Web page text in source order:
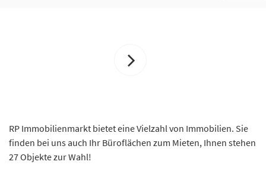
RP Immobilienmarkt bietet eine Vielzahl von Immobilien. Sie
finden bei uns auch Ihr Büroflächen zum Mieten, Ihnen stehen
27 Objekte zur Wahl!